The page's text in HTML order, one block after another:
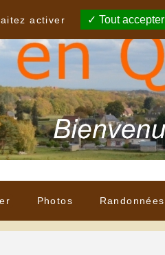
Photos Randonnées
activer
Tout accepter